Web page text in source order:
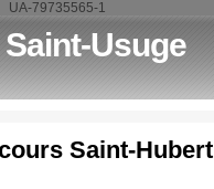
UA-79735565-1
Usuge
Saint-Hubert